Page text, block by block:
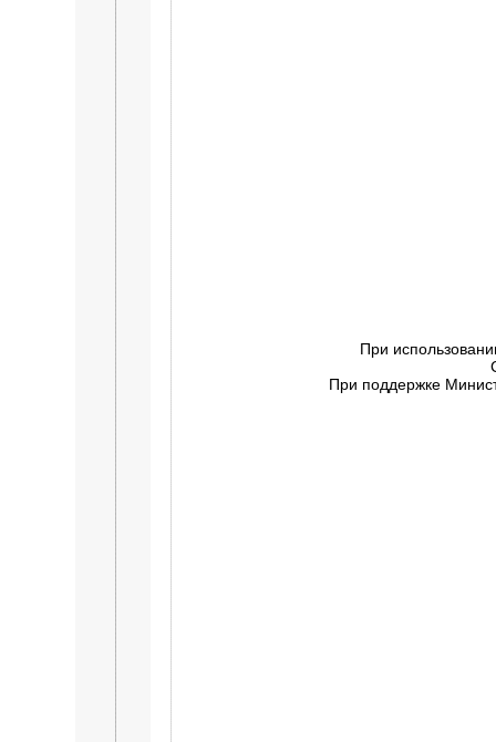
При
При поддержке